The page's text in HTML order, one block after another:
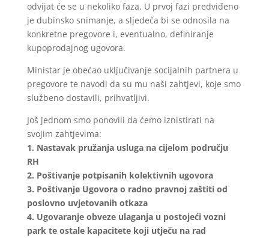
odvijat će se u nekoliko faza. U prvoj fazi predviđeno
je dubinsko snimanje, a sljedeća bi se odnosila na
konkretne pregovore i, eventualno, definiranje
kupoprodajnog ugovora.
Ministar je obećao uključivanje socijalnih partnera u
pregovore te navodi da su mu naši zahtjevi, koje smo
službeno dostavili, prihvatljivi.
Još jednom smo ponovili da ćemo iznistirati na
svojim zahtjevima:
1. Nastavak pružanja usluga na cijelom području
RH
2. Poštivanje potpisanih kolektivnih ugovora
3. Poštivanje Ugovora o radno pravnoj zaštiti od
poslovno uvjetovanih otkaza
4. Ugovaranje obveze ulaganja u postojeći vozni
park te ostale kapacitete koji utječu na rad